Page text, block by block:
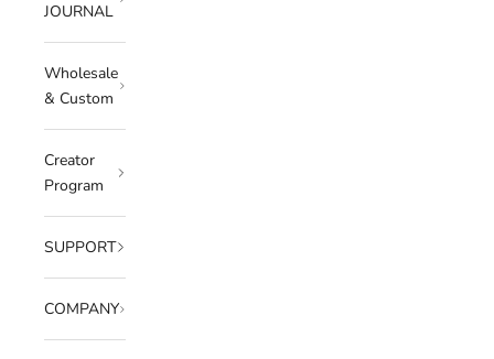
JOURNAL
Wholesale
& Custom
Creator
Program
SUPPORT
COMPANY